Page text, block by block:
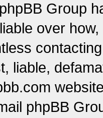
Group
over
liable,
phpBB